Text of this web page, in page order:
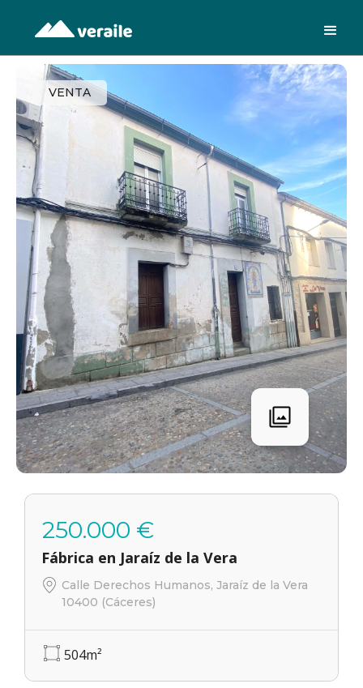
VENTA
250.000 €
Fábrica en Jaraíz de la Vera
Calle Derechos Humanos, Jaraíz de la Vera
10400 (Cáceres)
504m²